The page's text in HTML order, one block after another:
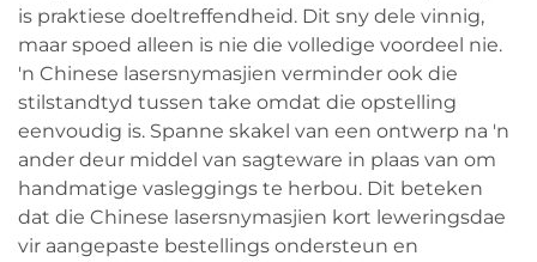
is praktiese doeltreffendheid. Dit sny dele vinnig,
maar spoed alleen is nie die volledige voordeel nie.
'n Chinese lasersnymasjien verminder ook die
stilstandtyd tussen take omdat die opstelling
eenvoudig is. Spanne skakel van een ontwerp na 'n
ander deur middel van sagteware in plaas van om
handmatige vasleggings te herbou. Dit beteken
dat die Chinese lasersnymasjien kort leweringsdae
vir aangepaste bestellings ondersteun en